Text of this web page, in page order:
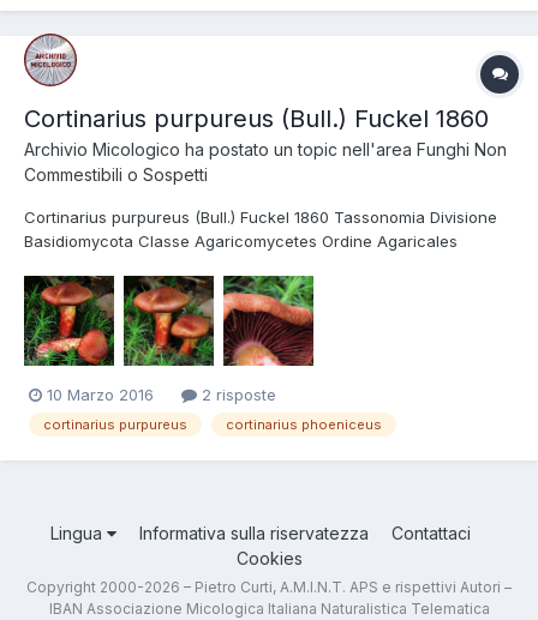
Cortinarius purpureus (Bull.) Fuckel 1860
Archivio Micologico ha postato un topic nell'area Funghi Non
Commestibili o Sospetti
Cortinarius purpureus (Bull.) Fuckel 1860 Tassonomia Divisione
Basidiomycota Classe Agaricomycetes Ordine Agaricales
Dermocybe Sezione Dermocybe (Fr.) Gillot & Lucand Clade
/dermocybe Sinonimi Cortinarius phoeniceus (...
10 Marzo 2016 2 risposte
cortinarius purpureus cortinarius phoeniceus
Lingua Informativa sulla riservatezza
Contattaci
Cookies
Copyright 2000-2026 – Pietro Curti, A.M.I.N.T. APS e rispettivi Autori –
IBAN Associazione Micologica Italiana Naturalistica Telematica